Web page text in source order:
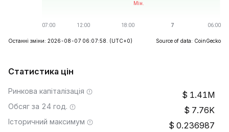
Останні зміни: 2026-08-07 06:07:58. (UTC+0) Source of data: CoinGecko
Статистика цін
Ринкова капіталізація 1.41M
Обсяг за 24 год. 7.76K
Історичний максимум 0.236987